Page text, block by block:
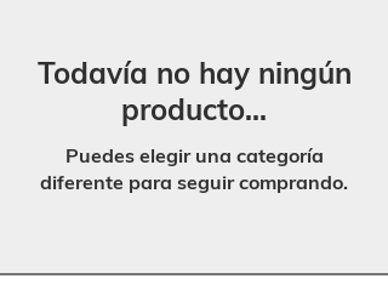
Todavía no hay ningún
producto...
Puedes elegir una categoría
diferente para seguir comprando.